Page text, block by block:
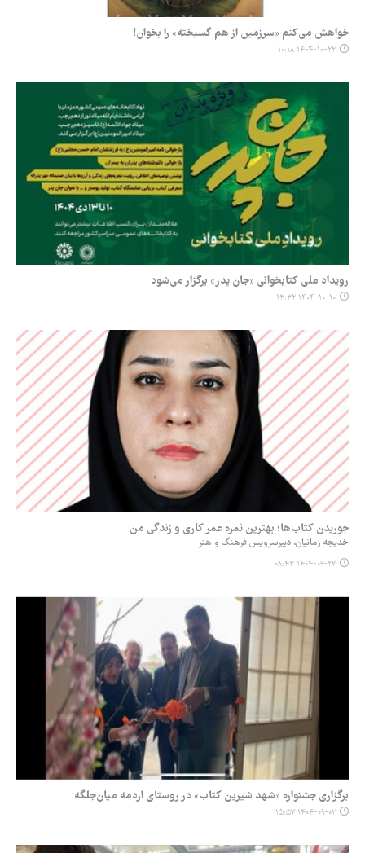
خواهش می‌کنم «سرزمین از هم ‌گسیخته» را بخوان!
۱۴۰۴-۱۰-۲۲ ۱۰:۱۸
رویداد ملی کتابخوانی «جانِ پدر» برگزار می‌شود
۱۴۰۴-۱۰-۱۰ ۱۳:۳۲
جوریدن کتاب‌ها؛ بهترین ثمره عمر کاری و زندگی من
خدیجه زمانیان، دبیرسرویس فرهنگ و هنر
۱۴۰۴-۰۹-۲۷ ۰۸:۴۳
برگزاری جشنواره «شهد شیرین کتاب» در روستای اردمه میان‌جلگه
۱۴۰۴-۰۹-۰۲ ۱۵:۵۷